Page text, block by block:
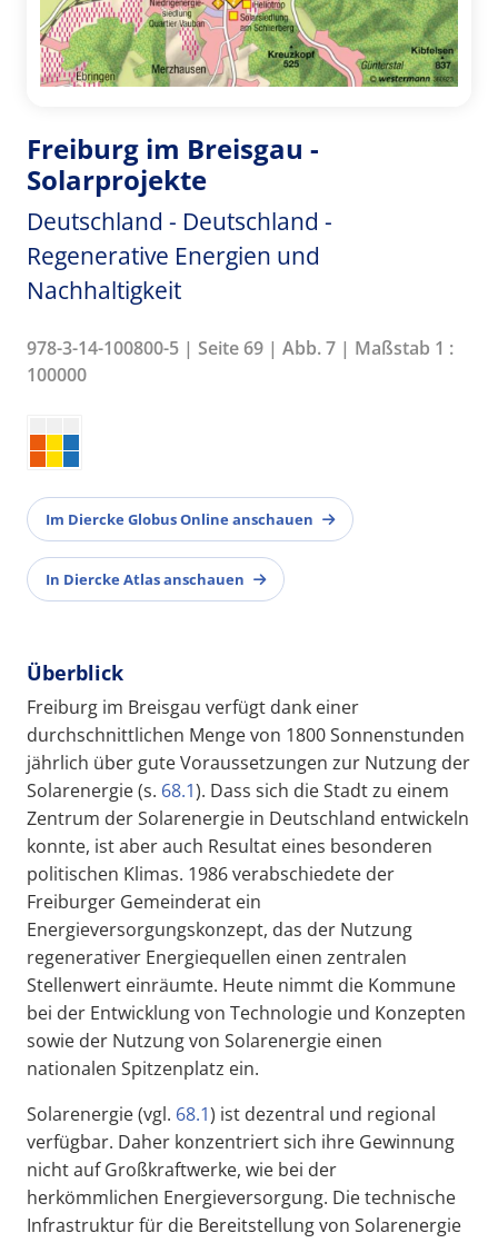
Freiburg im Breisgau -
Solarprojekte
Deutschland - Deutschland -
Regenerative Energien und
Nachhaltigkeit
978-3-14-100800-5 | Seite 69 | Abb. 7 | Maßstab 1 :
100000
Im Diercke Globus Online anschauen
In Diercke Atlas anschauen
Überblick
Freiburg im Breisgau verfügt dank einer
durchschnittlichen Menge von 1800 Sonnenstunden
jährlich über gute Voraussetzungen zur Nutzung der
Solarenergie (s. 68.1). Dass sich die Stadt zu einem
Zentrum der Solarenergie in Deutschland entwickeln
konnte, ist aber auch Resultat eines besonderen
politischen Klimas. 1986 verabschiedete der
Freiburger Gemeinderat ein
Energieversorgungskonzept, das der Nutzung
regenerativer Energiequellen einen zentralen
Stellenwert einräumte. Heute nimmt die Kommune
bei der Entwicklung von Technologie und Konzepten
sowie der Nutzung von Solarenergie einen
nationalen Spitzenplatz ein.
Solarenergie (vgl. 68.1) ist dezentral und regional
verfügbar. Daher konzentriert sich ihre Gewinnung
nicht auf Großkraftwerke, wie bei der
herkömmlichen Energieversorgung. Die technische
Infrastruktur für die Bereitstellung von Solarenergie